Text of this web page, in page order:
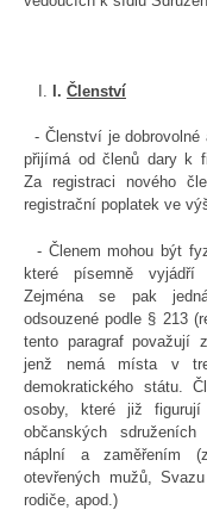
I. Členství
- Členství je dobrovolné
přijímá od členů dary k
Za registraci nového
registrační poplatek ve
- Členem mohou být
které písemně vyjádří
Zejména se pak
odsouzené podle § 213
tento paragraf považují
jenž nemá místa v
demokratického státu.
osoby, které již
občanských sdruženích
náplní a zaměřením
otevřených mužů,
rodiče, apod.)